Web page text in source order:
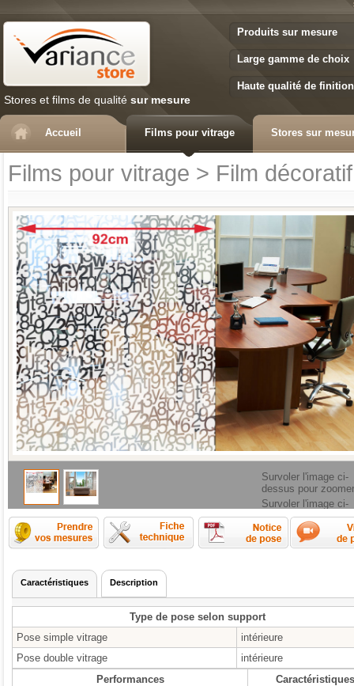
Stores et films de qualité sur mesure
Produits sur mesure
Large gamme de choix
Haute qualité de finition
Accueil Films pour vitrage Stores sur
Films pour vitrage > Film décoratif
Survoler l'image ci-
dessus pour zoomer
Survoler l'image ci-
dessus pour zoomer
Comment prendre les mesures ?
Fiche technique
Caractéristiques Description
Type de pose selon support
Pose simple vitrage
intérieure
Pose double vitrage
intérieure
Performances
Caractéristiques